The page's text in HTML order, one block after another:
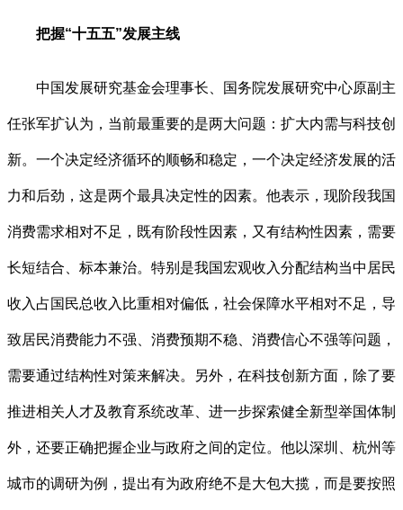
把握“十五五”发展主线
中国发展研究基金会理事长、国务院发展研究中心原副主
任张军扩认为，当前最重要的是两大问题：扩大内需与科技创
新。一个决定经济循环的顺畅和稳定，一个决定经济发展的活
力和后劲，这是两个最具决定性的因素。他表示，现阶段我国
消费需求相对不足，既有阶段性因素，又有结构性因素，需要
长短结合、标本兼治。特别是我国宏观收入分配结构当中居民
收入占国民总收入比重相对偏低，社会保障水平相对不足，导
致居民消费能力不强、消费预期不稳、消费信心不强等问题，
需要通过结构性对策来解决。另外，在科技创新方面，除了要
推进相关人才及教育系统改革、进一步探索健全新型举国体制
外，还要正确把握企业与政府之间的定位。他以深圳、杭州等
城市的调研为例，提出有为政府绝不是大包大揽，而是要按照